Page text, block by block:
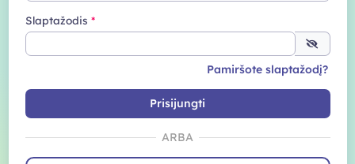
Slaptažodis
Pamiršote slaptažodį?
Prisijungti
ARBA